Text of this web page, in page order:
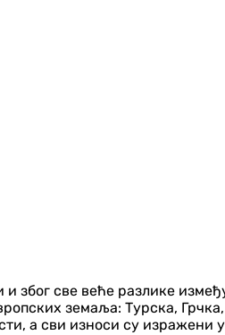
због све веће разлике
земаља: Турска,
а сви износи су изражени